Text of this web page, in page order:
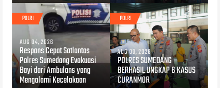
POLRI
AUG 04, 2026
Respons Cepat Satlantas
Polres Sumedang Evakuasi
Bayi dari Ambulans yang
Mengalami Kecelakaan
POLRI
AUG 03, 2026
POLRES SUMEDANG
BERHASIL UNGKAP 6 KASUS
CURANMOR